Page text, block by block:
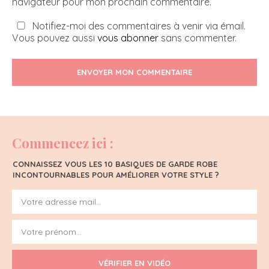
Notifiez-moi des commentaires à venir via émail.
Vous pouvez aussi vous abonner sans commenter.
ENVOYER MON COMMENTAIRE
Commencez ici :
CONNAISSEZ VOUS LES 10 BASIQUES DE GARDE ROBE
INCONTOURNABLES POUR AMÉLIORER VOTRE STYLE ?
VÉRIFIER EN VIDÉO